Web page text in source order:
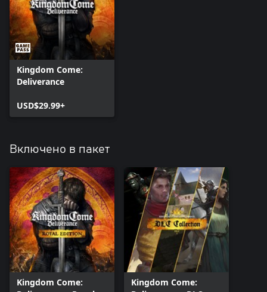
Kingdom Come:
Deliverance
USD$29.99+
Включено в пакет
Kingdom Come:
Kingdom Come: